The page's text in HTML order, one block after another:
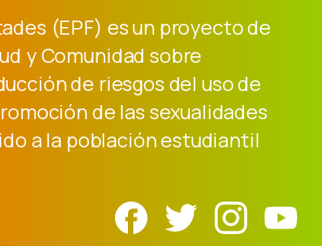
(EPF) es un proyecto de
y Comunidad sobre
de riesgos del uso de
de las sexualidades
a la población estudiantil